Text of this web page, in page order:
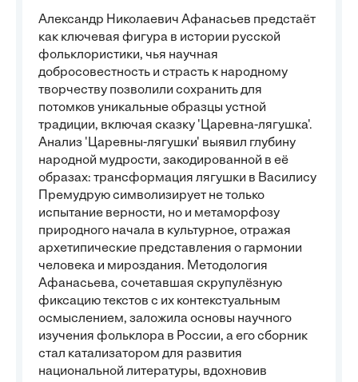
Александр Николаевич Афанасьев предстаёт
как ключевая фигура в истории русской
фольклористики, чья научная
добросовестность и страсть к народному
творчеству позволили сохранить для
потомков уникальные образцы устной
традиции, включая сказку 'Царевна-лягушка'.
Анализ 'Царевны-лягушки' выявил глубину
народной мудрости, закодированной в её
образах: трансформация лягушки в Василису
Премудрую символизирует не только
испытание верности, но и метаморфозу
природного начала в культурное, отражая
архетипические представления о гармонии
человека и мироздания. Методология
Афанасьева, сочетавшая скрупулёзную
фиксацию текстов с их контекстуальным
осмыслением, заложила основы научного
изучения фольклора в России, а его сборник
стал катализатором для развития
национальной литературы, вдохновив